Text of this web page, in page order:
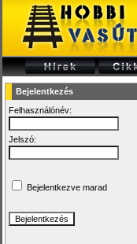
Bejelentkezés
Felhasználónév:
Jelszó:
Bejelentkezve marad